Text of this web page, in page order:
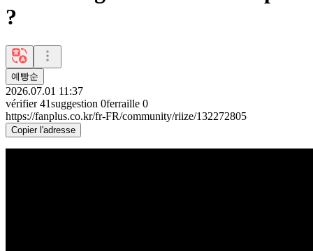
?
예빵순
2026.07.01 11:37
vérifier 41suggestion 0ferraille 0
https://fanplus.co.kr/fr-FR/community/riize/132272805
Copier l'adresse